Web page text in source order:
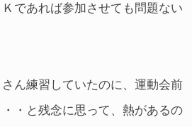
であれば参加させても問題ない
ん練習していたのに、運動会前
・と残念に思って、熱があるの